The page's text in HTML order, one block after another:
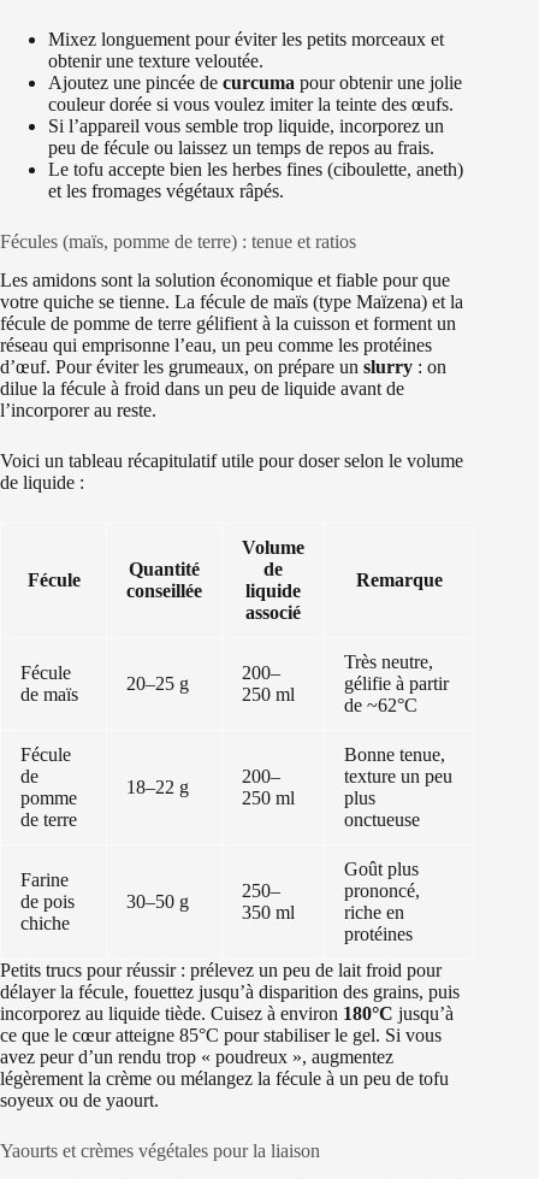
Mixez longuement pour éviter les petits morceaux et
obtenir une texture veloutée.
Ajoutez une pincée de curcuma pour obtenir une jolie
couleur dorée si vous voulez imiter la teinte des œufs.
Si l’appareil vous semble trop liquide, incorporez un
peu de fécule ou laissez un temps de repos au frais.
Le tofu accepte bien les herbes fines (ciboulette, aneth)
et les fromages végétaux râpés.
Fécules (maïs, pomme de terre) : tenue et ratios
Les amidons sont la solution économique et fiable pour que
votre quiche se tienne. La fécule de maïs (type Maïzena) et la
fécule de pomme de terre gélifient à la cuisson et forment un
réseau qui emprisonne l’eau, un peu comme les protéines
d’œuf. Pour éviter les grumeaux, on prépare un slurry : on
dilue la fécule à froid dans un peu de liquide avant de
l’incorporer au reste.
Voici un tableau récapitulatif utile pour doser selon le volume
de liquide :
Fécule
Quantité
conseillée
Volume
de
liquide
associé
Remarque
Fécule
de maïs
20–25 g
200–
250 ml
Très neutre,
gélifie à partir
de ~62°C
Fécule
de
pomme
de terre
18–22 g
200–
250 ml
Bonne tenue,
texture un peu
plus
onctueuse
Farine
de pois
chiche
30–50 g
250–
350 ml
Goût plus
prononcé,
riche en
protéines
Petits trucs pour réussir : prélevez un peu de lait froid pour
délayer la fécule, fouettez jusqu’à disparition des grains, puis
incorporez au liquide tiède. Cuisez à environ 180°C jusqu’à
ce que le cœur atteigne 85°C pour stabiliser le gel. Si vous
avez peur d’un rendu trop « poudreux », augmentez
légèrement la crème ou mélangez la fécule à un peu de tofu
soyeux ou de yaourt.
Yaourts et crèmes végétales pour la liaison